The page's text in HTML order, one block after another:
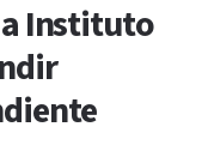
Instituto